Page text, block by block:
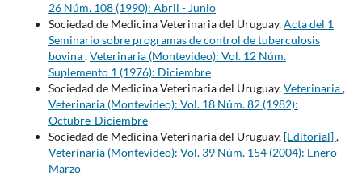
26 Núm. 108 (1990): Abril - Junio
Sociedad de Medicina Veterinaria del Uruguay,Acta del 1
Seminario sobre programas de control de tuberculosis
bovina,Veterinaria (Montevideo): Vol. 12 Núm.
Suplemento 1 (1976): Diciembre
Sociedad de Medicina Veterinaria del Uruguay,Veterinaria,
Veterinaria (Montevideo): Vol. 18 Núm. 82 (1982):
Octubre-Diciembre
Sociedad de Medicina Veterinaria del Uruguay, [Editorial],
Veterinaria (Montevideo): Vol. 39 Núm. 154 (2004): Enero -
Marzo